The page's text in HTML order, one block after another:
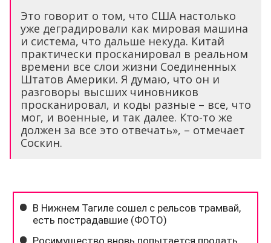
Это говорит о том, что США настолько
уже деградировали как мировая машина
и система, что дальше некуда. Китай
практически просканировал в реальном
времени все слои жизни Соединенных
Штатов Америки. Я думаю, что он и
разговоры высших чиновников
просканировал, и коды разные – все, что
мог, и военные, и так далее. Кто-то же
должен за все это отвечать», – отмечает
Соскин.